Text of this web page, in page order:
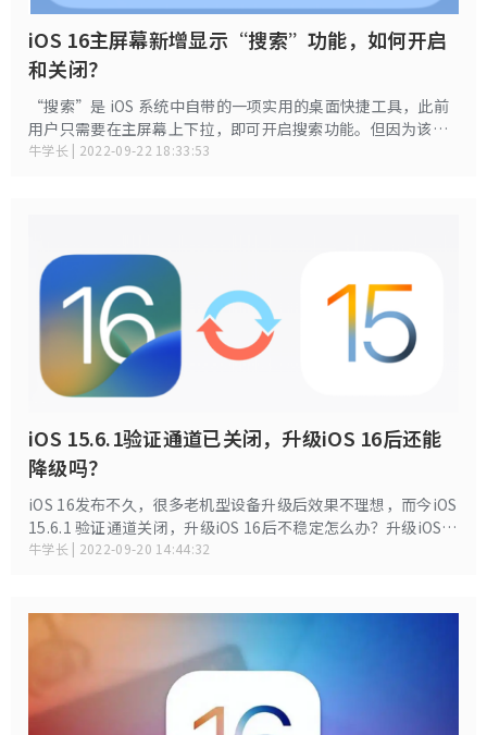
iOS 16主屏幕新增显示“搜索”功能，如何开启
和关闭？
“搜索”是 iOS 系统中自带的一项实用的桌面快捷工具，此前
用户只需要在主屏幕上下拉，即可开启搜索功能。但因为该功
能没有显眼的标识，一些用户可能没有这个习惯去下拉打开，
牛学长 | 2022-09-22 18:33:53
iOS 15.6.1验证通道已关闭，升级iOS 16后还能
降级吗？
iOS 16发布不久，很多老机型设备升级后效果不理想，而今iOS
15.6.1 验证通道关闭，升级iOS 16后不稳定怎么办？升级iOS
16后还能降级吗？
牛学长 | 2022-09-20 14:44:32